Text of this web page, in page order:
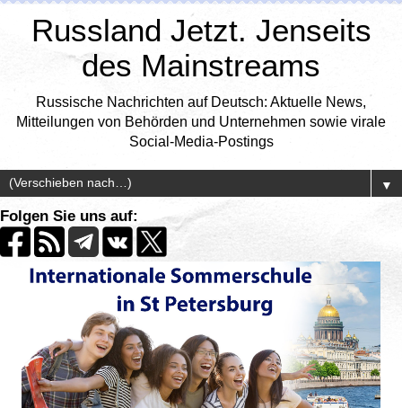
Russland Jetzt. Jenseits
des Mainstreams
Russische Nachrichten auf Deutsch: Aktuelle News,
Mitteilungen von Behörden und Unternehmen sowie virale
Social-Media-Postings
▼
Folgen Sie uns auf: